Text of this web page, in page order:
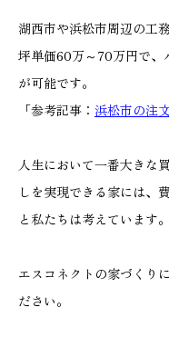
湖西市や浜松市周辺の工
坪単価60万～70万円で、
が可能です。
「参考記事： 浜松市の注
人生において一番大きな
しを実現できる家には、
と私たちは考えています。
エスコネクトの家づくり
ださい。